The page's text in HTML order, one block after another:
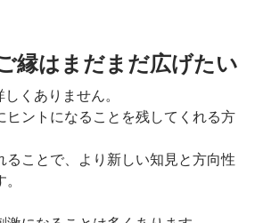
縁はまだまだ広げたい
くありません。
ヒントになることを残してくれる方
ることで、より新しい知見と方向性